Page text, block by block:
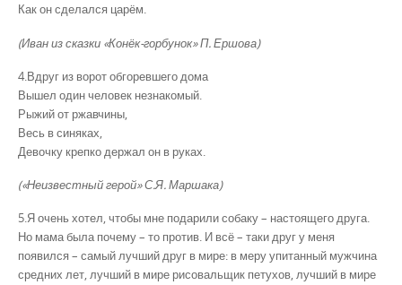
Как он сделался царём.
(Иван из сказки «Конёк-горбунок» П. Ершова)
4.Вдруг из ворот обгоревшего дома
Вышел один человек незнакомый.
Рыжий от ржавчины,
Весь в синяках,
Девочку крепко держал он в руках.
(«Неизвестный герой» С.Я. Маршака)
5.Я очень хотел, чтобы мне подарили собаку – настоящего друга.
Но мама была почему – то против. И всё – таки друг у меня
появился – самый лучший друг в мире: в меру упитанный мужчина
средних лет, лучший в мире рисовальщик петухов, лучший в мире